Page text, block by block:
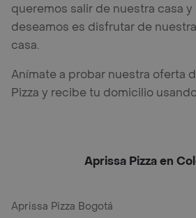
queremos salir de nuestra casa
deseamos es disfrutar de
casa.
Anímate a probar nuestra oferta
Pizza y recibe tu domicilio
Aprissa Pizza en
Aprissa Pizza Bogotá